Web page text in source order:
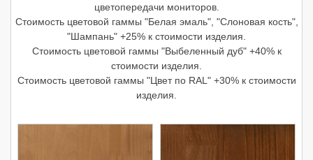
цветопередачи мониторов.
Стоимость цветовой гаммы "Белая эмаль", "Слоновая кость",
"Шампань" +25% к стоимости изделия.
Стоимость цветовой гаммы "Выбеленный дуб" +40% к
стоимости изделия.
Стоимость цветовой гаммы "Цвет по RAL" +30% к стоимости
изделия.